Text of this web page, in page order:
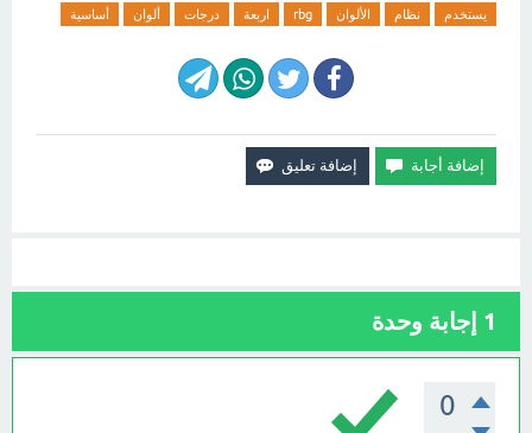
يستخدم نظام الألوان rbg اربعة درجات ألوان أساسية
1 إجابة وحدة
0